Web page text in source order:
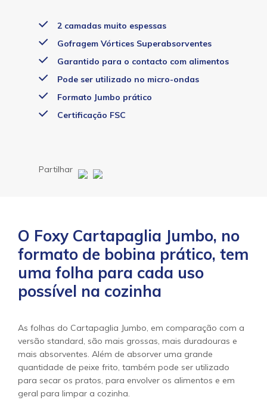
2 camadas muito espessas
Gofragem Vórtices Superabsorventes
Garantido para o contacto com alimentos
Pode ser utilizado no micro-ondas
Formato Jumbo prático
Certificação FSC
Partilhar
O Foxy Cartapaglia Jumbo, no
formato de bobina prático, tem
uma folha para cada uso
possível na cozinha
As folhas do Cartapaglia Jumbo, em comparação com a
versão standard, são mais grossas, mais duradouras e
mais absorventes. Além de absorver uma grande
quantidade de peixe frito, também pode ser utilizado
para secar os pratos, para envolver os alimentos e em
geral para limpar a cozinha.